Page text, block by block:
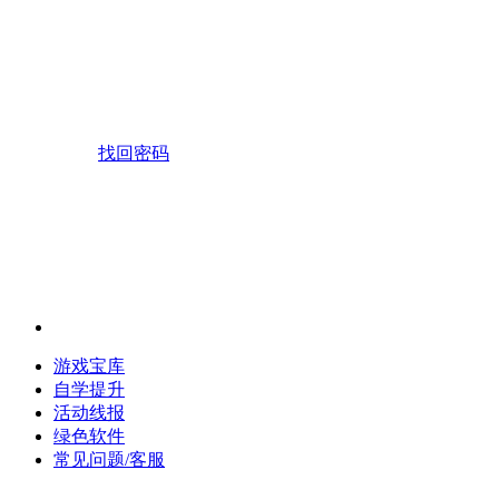
找回密码
游戏宝库
自学提升
活动线报
绿色软件
常见问题/客服